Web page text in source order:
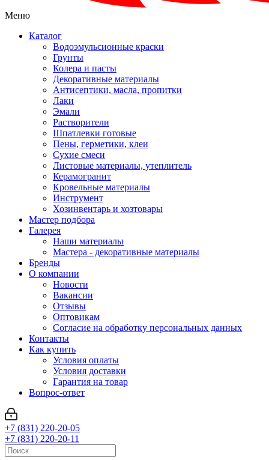
Меню
Каталог
Водоэмульсионные краски
Грунты
Колера и пасты
Декоративные материалы
Антисептики, масла, пропитки
Лаки
Эмали
Растворители
Шпатлевки готовые
Пены, герметики, клеи
Сухие смеси
Листовые материалы, утеплитель
Керамогранит
Кровельные материалы
Инструмент
Хозинвентарь и хозтовары
Мастер подбора
Галерея
Наши материалы
Мастера - декоративные материалы
Бренды
О компании
Новости
Вакансии
Отзывы
Оптовикам
Cогласие на обработку персональных данных
Контакты
Как купить
Условия оплаты
Условия доставки
Гарантия на товар
Вопрос-ответ
+7 (831) 220-20-05
+7 (831) 220-20-11